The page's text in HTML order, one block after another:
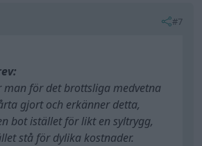
#7
man för det brottsliga medvetna
gjort och erkänner detta,
bot istället för likt en syltrygg,
stå för dylika kostnader.